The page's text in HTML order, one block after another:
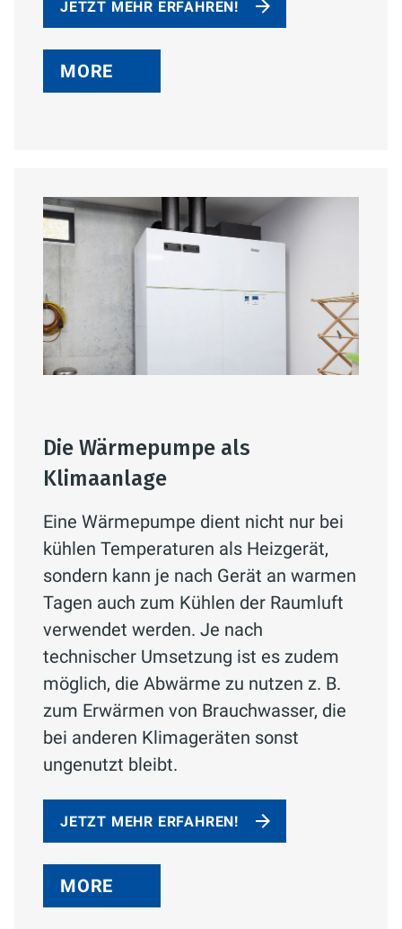
JETZT MEHR ERFAHREN!
MORE
Die Wärmepumpe als
Klimaanlage
Eine Wärmepumpe dient nicht nur bei
kühlen Temperaturen als Heizgerät,
sondern kann je nach Gerät an warmen
Tagen auch zum Kühlen der Raumluft
verwendet werden. Je nach
technischer Umsetzung ist es zudem
möglich, die Abwärme zu nutzen z. B.
zum Erwärmen von Brauchwasser, die
bei anderen Klimageräten sonst
ungenutzt bleibt.
JETZT MEHR ERFAHREN!
MORE